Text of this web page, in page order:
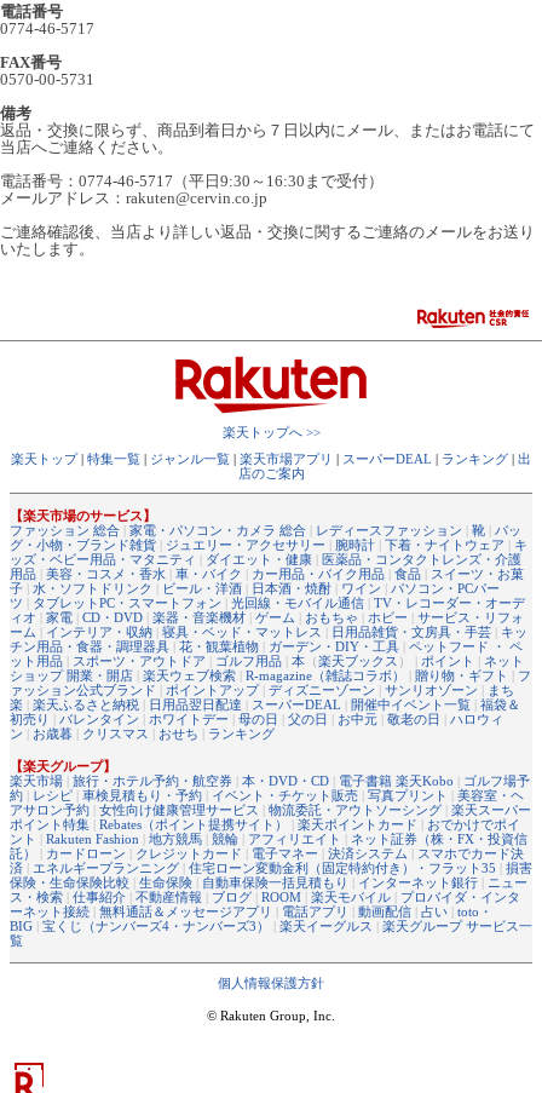
電話番号
0774-46-5717
FAX番号
0570-00-5731
備考
返品・交換に限らず、商品到着日から７日以内にメール、またはお電話にて
当店へご連絡ください。
電話番号：0774-46-5717（平日9:30～16:30まで受付）
メールアドレス：rakuten@cervin.co.jp
ご連絡確認後、当店より詳しい返品・交換に関するご連絡のメールをお送り
いたします。
楽天トップへ >>
楽天トップ| 特集一覧 | ジャンル一覧 | 楽天市場アプリ | スーパーDEAL | ランキング | 出
店のご案内
【楽天市場のサービス】
ファッション 総合 | 家電・パソコン・カメラ 総合 | レディースファッション | 靴 | バッ
グ・小物・ブランド雑貨 | ジュエリー・アクセサリー | 腕時計 | 下着・ナイトウェア | キ
ッズ・ベビー用品・マタニティ | ダイエット・健康 | 医薬品・コンタクトレンズ・介護
用品 | 美容・コスメ・香水 | 車・バイク | カー用品・バイク用品 | 食品 | スイーツ・お菓
子 | 水・ソフトドリンク | ビール・洋酒 | 日本酒・焼酎 | ワイン | パソコン・PCパー
ツ | タブレットPC・スマートフォン | 光回線・モバイル通信 | TV・レコーダー・オーデ
ィオ | 家電 | CD・DVD | 楽器・音楽機材 | ゲーム | おもちゃ | ホビー | サービス・リフォ
ーム | インテリア・収納 | 寝具・ベッド・マットレス | 日用品雑貨・文房具・手芸 | キッ
チン用品・食器・調理器具 | 花・観葉植物 | ガーデン・DIY・工具 | ペットフード ・ ペ
ット用品 | スポーツ・アウトドア | ゴルフ用品 | 本 （楽天ブックス ） | ポイント | ネット
ショップ 開業・開店 | 楽天ウェブ検索 | R-magazine（雑誌コラボ） | 贈り物・ギフト | フ
ァッション公式ブランド | ポイントアップ| ディズニーゾーン | サンリオゾーン | まち
楽 | 楽天ふるさと納税 | 日用品翌日配達 | スーパーDEAL | 開催中イベント一覧 | 福袋＆
初売り | バレンタイン | ホワイトデー | 母の日 | 父の日 | お中元 | 敬老の日 | ハロウィ
ン | お歳暮 | クリスマス | おせち | ランキング
【楽天グループ】
楽天市場 | 旅行・ホテル予約・航空券 | 本・DVD・CD | 電子書籍 楽天Kobo | ゴルフ場予
約 | レシピ | 車検見積もり・予約 | イベント・チケット販売 | 写真プリント | 美容室・ヘ
アサロン予約 | 女性向け健康管理サービス | 物流委託・アウトソーシング | 楽天スーパー
ポイント特集 | Rebates（ポイント提携サイト） | 楽天ポイントカード | おでかけでポイ
ント | Rakuten Fashion | 地方競馬 | 競輪 | アフィリエイト | ネット証券（株・FX・投資信
託）
| カードローン | クレジットカード | 電子マネー | 決済システム | スマホでカード決
済 | エネルギープランニング | 住宅ローン変動金利（固定特約付き）・フラット35 | 損害
保険・生命保険比較 | 生命保険 | 自動車保険一括見積もり | インターネット銀行 | ニュー
ス・検索 | 仕事紹介 | 不動産情報 | ブログ | ROOM | 楽天モバイル | プロバイダ・インタ
ーネット接続 | 無料通話＆メッセージアプリ | 電話アプリ | 動画配信 | 占い | toto・
BIG | 宝くじ（ナンバーズ4・ナンバーズ3） | 楽天イーグルス | 楽天グループ サービス一
覧
個人情報保護方針
© Rakuten Group, Inc.